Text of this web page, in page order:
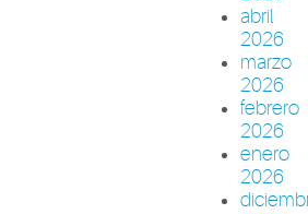
abril
2026
marzo
2026
febrero
2026
enero
2026